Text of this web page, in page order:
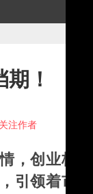
！
关注作者
，创业板
引领着市